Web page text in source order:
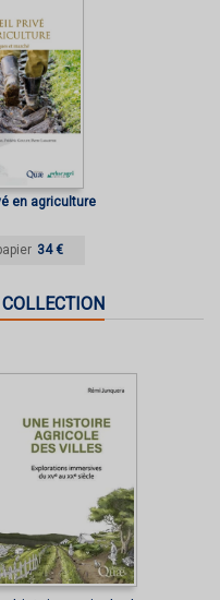
en agriculture
34 €